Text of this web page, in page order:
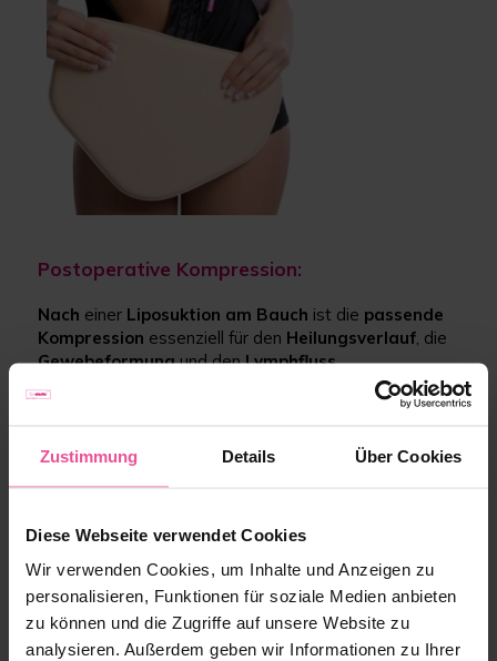
Zustimmung Details Über Cookies
Diese Webseite verwendet Cookies
Wir verwenden Cookies, um Inhalte und Anzeigen zu
personalisieren, Funktionen für soziale Medien anbieten
zu können und die Zugriffe auf unsere Website zu
analysieren. Außerdem geben wir Informationen zu Ihrer
Postoperative Kompression:
Nach einer Liposuktion am Bauch ist die passende
Kompression essenziell für den Heilungsverlauf, die
Gewebeformungund denLymphfluss.
Folgende
unterstützen Sie
VH comfort, VH variantoderVH special comfort–
sind und zusätzlichen Halt bieten.
KPad– eine weiche Schaumstoffeinlage, die zwischen
Mieder und Haut gelegt werden kann, um Druck
gleichmäßig zu verteilen und Reibung zu verhindern.
Diese Produkte tragen wesentlich zum